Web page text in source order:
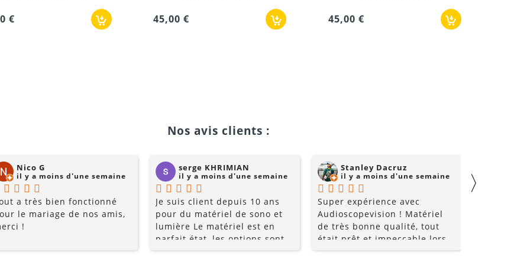
45,00 € 45,00 € 144,00 €
Nos avis clients :
Nico G
il y a moins d'une semaine
a très bien fonctionné
le mariage de nos amis,
!
serge KHRIMIAN
il y a moins d'une semaine
Je suis client depuis 10 ans
pour du matériel de sono et
lumière Le matériel est en
parfait état, les options sont
multiples, et les prix sont très
Stanley Dacruz
il y a moins d'une semaine
Super expérience avec
Audioscopevision ! Matériel
de très bonne qualité, tout
était prêt et impeccable lors
de la récupération. Équipe
〉